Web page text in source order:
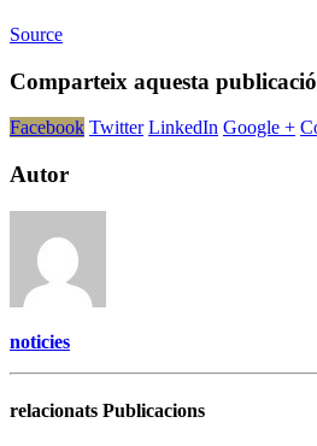
Source
Comparteix aquesta publicació
Facebook Twitter LinkedIn Google +
Autor
noticies
relacionats Publicacions